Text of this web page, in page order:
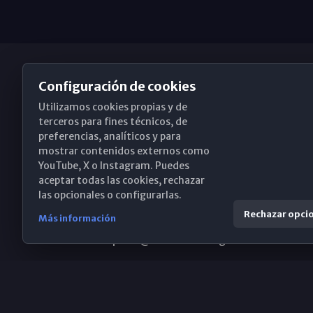
Obispado de Málaga
Santa María, 18-20. 29015 Málaga
(+34) 952 224 386
Configuración de cookies
Utilizamos cookies propias y de
terceros para fines técnicos, de
preferencias, analíticos y para
mostrar contenidos externos como
YouTube, X o Instagram. Puedes
aceptar todas las cookies, rechazar
las opcionales o configurarlas.
Más información Rechazar